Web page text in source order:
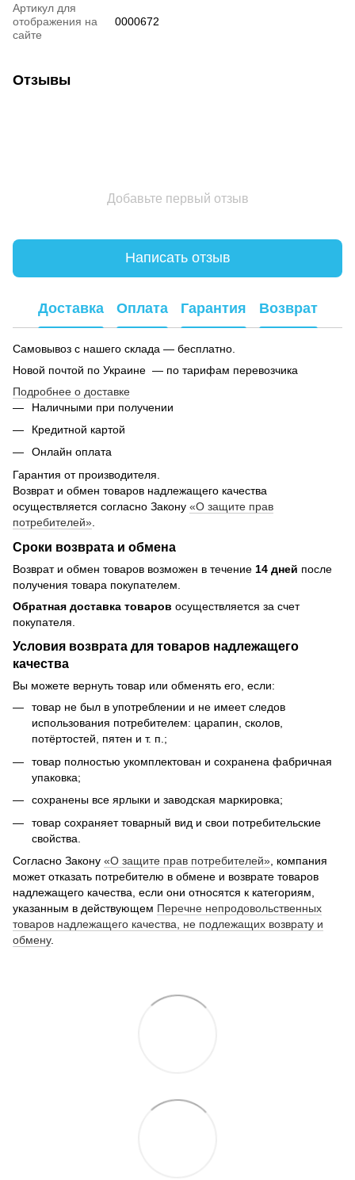
Артикул для
отображения на
сайте
0000672
Отзывы
Добавьте первый отзыв
Написать отзыв
Доставка Оплата Гарантия Возврат
Самовывоз с нашего склада — бесплатно.
Новой почтой по Украине — по тарифам перевозчика
Подробнее о доставке
Наличными при получении
Кредитной картой
Онлайн оплата
Гарантия от производителя.
Возврат и обмен товаров надлежащего качества
осуществляется согласно Закону «О защите прав
потребителей»
Сроки возврата и обмена
Возврат и обмен товаров возможен в течение 14 дней после
получения товара покупателем.
Обратная доставка товаров осуществляется за счет
покупателя.
Условия возврата для товаров надлежащего
качества
Вы можете вернуть товар или обменять его, если:
товар не был в употреблении и не имеет следов
использования потребителем: царапин, сколов,
потёртостей, пятен и т. п.;
товар полностью укомплектован и сохранена фабричная
упаковка;
сохранены все ярлыки и заводская маркировка;
товар сохраняет товарный вид и свои потребительские
свойства.
Согласно Закону «О защите прав потребителей» , компания
может отказать потребителю в обмене и возврате товаров
надлежащего качества, если они относятся к категориям,
указанным в действующем Перечне непродовольственных
товаров надлежащего качества, не подлежащих возврату и
обмену.